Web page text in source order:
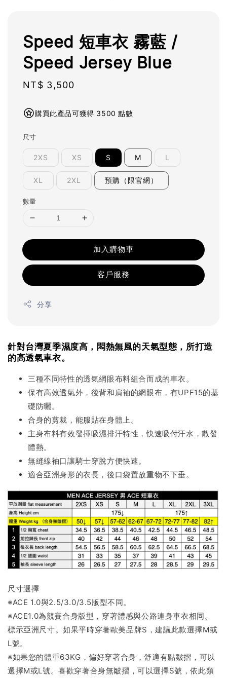
Speed 短車衣 霧藍 /
Speed Jersey Blue
Regular
NT$ 3,500
購買此產品可獲得 3500 點數
尺寸
2XS XS S M L
XL 2XL 預購（限官網）
數量
加入購物車
客戶服務
分享
針對台灣夏季濕度高，悶熱無風的天氣型態，所打造
的高透氣車衣。
三種不同特性的透氣網眼布料組合而成的車衣。
保有高效透氣外，後背和肩袖的網眼布，有UPF15的基
礎防曬。
合身的剪裁，能服貼在身體上。
主身布料有效發揮吸濕排汗特性，快速吸付汗水，散發
體熱。
無縫線袖口讓騎士穿脫方便快速。
適合亞洲身形的衣長，後口袋置放重物不下垂。
尺寸選擇
※ACE 1.0與2.5/3.0/3.5版型不同。
※ACE1.0為競賽合身版型，穿著體感與公路連身車衣相同。
標示亞洲尺寸。如果平時穿著歐美品牌S，建議此款選擇M或
L號。
※如果您的體重63KG，偏好穿著合身，舒適有點皺摺，可以
選擇M或L號。喜歡穿著合身無皺摺，可以選擇S號，依此類